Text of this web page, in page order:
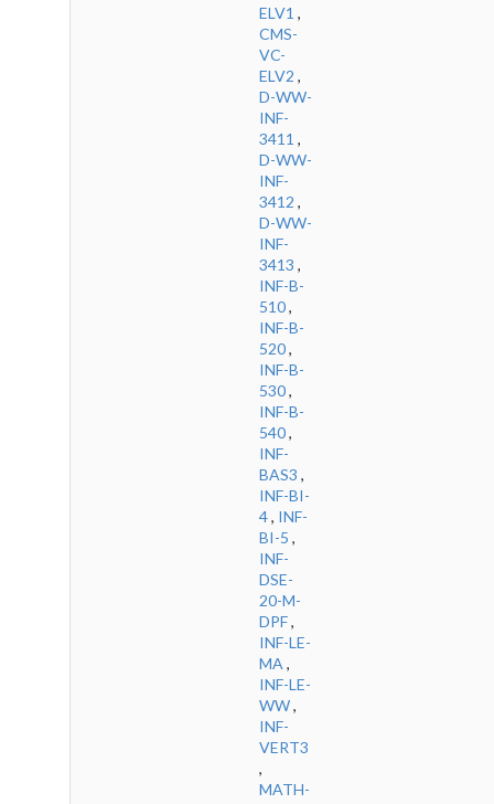
ELV1 ,
CMS-
VC-
ELV2 ,
D-WW-
INF-
3411 ,
D-WW-
INF-
3412 ,
D-WW-
INF-
3413 ,
INF-B-
510,
INF-B-
520,
INF-B-
530,
INF-B-
540,
INF-
BAS3 ,
INF-BI-
4, INF-
BI-5 ,
INF-
DSE-
20-M-
DPF,
INF-LE-
MA ,
INF-LE-
WW,
INF-
VERT3
,
MATH-